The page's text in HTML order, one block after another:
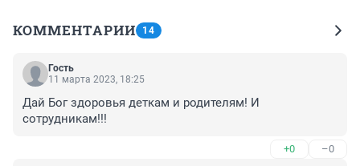
КОММЕНТАРИИ 14
Гость
11 марта 2023, 18:25
Дай Бог здоровья деткам и родителям! И
сотрудникам!!!
+0 –0